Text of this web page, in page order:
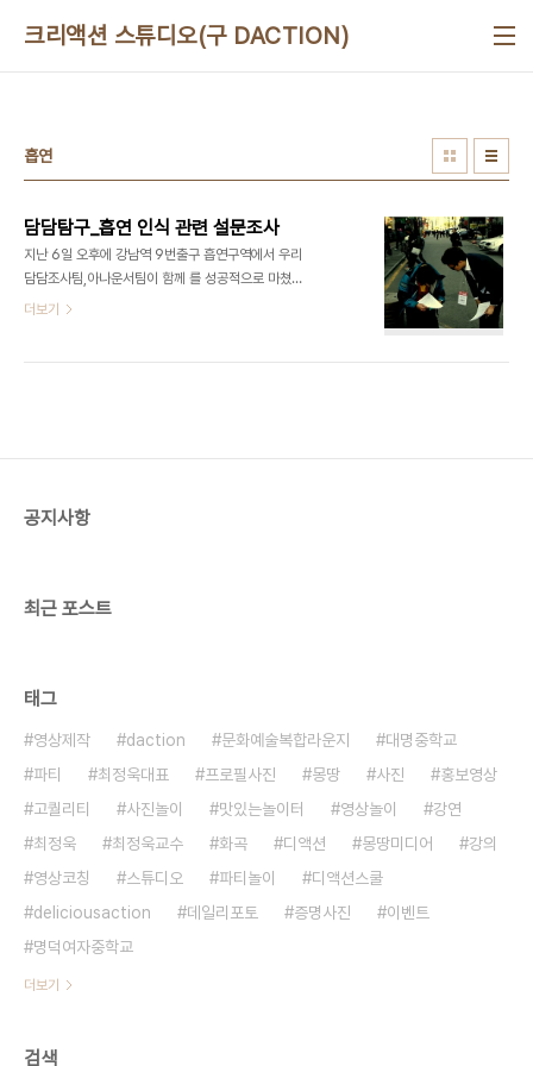
크리액션 스튜디오(구 DACTION)
흡연
담담탐구_흡연 인식 관련 설문조사
지난 6일 오후에 강남역 9번출구 흡연구역에서 우리
담담조사팀,아나운서팀이 함께 를 성공적으로 마쳤
습니다. 오프라인 설문조사에 선뜻 응해주신 200여
남겨주신 분들 중 추첨하여 10분께 스타벅스 기프티
더보기
공지사항
최근 포스트
태그
영상제작 daction 문화예술복합라운지
대명중학교
파티
최정욱대표 프로필사진 몽땅 사진
홍보영상
고퀄리티
사진놀이 맛있는놀이터 영상놀이
강연
최정욱
최정욱교수 화곡 디액션 몽땅미디어
강의
영상코칭
스튜디오 파티놀이
디액션스쿨
deliciousaction
데일리포토 증명사진
이벤트
명덕여자중학교
더보기
검색